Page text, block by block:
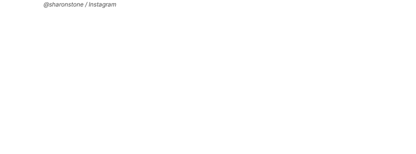
@sharonstone / Instagram